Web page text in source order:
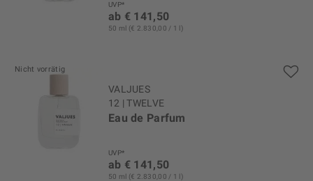
UVP*
ab € 141,50
50 ml (€ 2.830,00 / 1 l)
Nicht vorrätig
VALJUES
12 | TWELVE
Eau de Parfum
UVP*
ab € 141,50
50 ml (€ 2.830,00 / 1 l)